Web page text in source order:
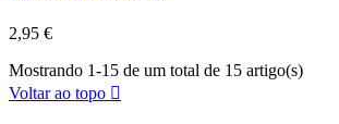
Preço
2,95 €
Mostrando 1-15 de um total de 15 artigo(s)
Voltar ao topo 